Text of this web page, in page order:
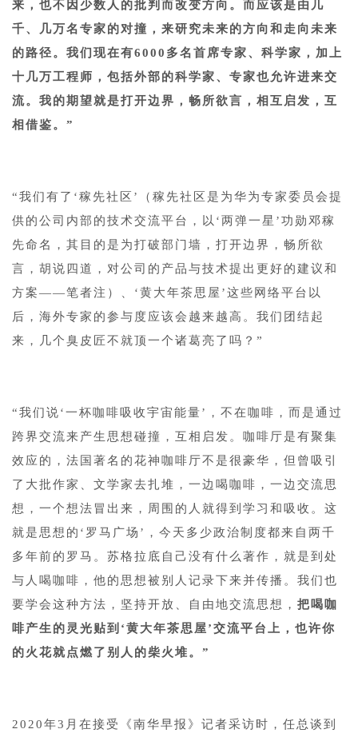
来，也不因少数人的批判而改变方向。而应该是由几
千、几万名专家的对撞，来研究未来的方向和走向未来
的路径。我们现在有6000多名首席专家、科学家，加上
十几万工程师，包括外部的科学家、专家也允许进来交
流。我的期望就是打开边界，畅所欲言，相互启发，互
相借鉴。”
“我们有了‘稼先社区’（稼先社区是为华为专家委员会提
供的公司内部的技术交流平台，以‘两弹一星’功勋邓稼
先命名，其目的是为打破部门墙，打开边界，畅所欲
言，胡说四道，对公司的产品与技术提出更好的建议和
方案——笔者注）、‘黄大年茶思屋’这些网络平台以
后，海外专家的参与度应该会越来越高。我们团结起
来，几个臭皮匠不就顶一个诸葛亮了吗？”
“我们说‘一杯咖啡吸收宇宙能量’，不在咖啡，而是通过
跨界交流来产生思想碰撞，互相启发。咖啡厅是有聚集
效应的，法国著名的花神咖啡厅不是很豪华，但曾吸引
了大批作家、文学家去扎堆，一边喝咖啡，一边交流思
想，一个想法冒出来，周围的人就得到学习和吸收。这
就是思想的‘罗马广场’，今天多少政治制度都来自两千
多年前的罗马。苏格拉底自己没有什么著作，就是到处
与人喝咖啡，他的思想被别人记录下来并传播。我们也
要学会这种方法，坚持开放、自由地交流思想， 把喝咖
啡产生的灵光贴到‘黄大年茶思屋’交流平台上，也许你
的火花就点燃了别人的柴火堆。”
2020年3月在接受《南华早报》记者采访时，任总谈到